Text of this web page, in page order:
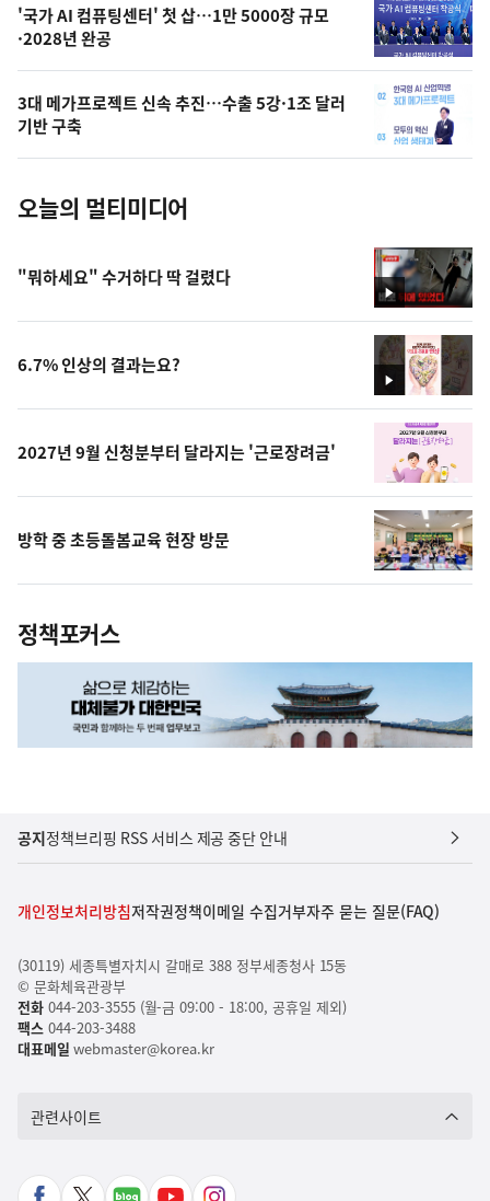
오
늘
사
진
'국가 AI 컴퓨팅센터' 첫 삽…1만 5000장 규모
·2028년 완공
3대 메가프로젝트 신속 추진…수출 5강·1조 달러
기반 구축
오늘의 멀티미디어
영
상
"뭐하세요" 수거하다 딱 걸렸다
영
상
6.7% 인상의 결과는요?
2027년 9월 신청분부터 달라지는 '근로장려금'
방학 중 초등돌봄교육 현장 방문
정책포커스
공지정책브리핑 RSS 서비스 제공 중단 안내
개인정보처리방침저작권정책이메일 수집거부자주 묻는 질문(FAQ)
(30119) 세종특별자치시 갈매로 388 정부세종청사 15동
© 문화체육관광부
전화044-203-3555 (월-금 09:00 - 18:00, 공휴일 제외)
팩스044-203-3488
대표메일 webmaster@korea.kr
관련사이트